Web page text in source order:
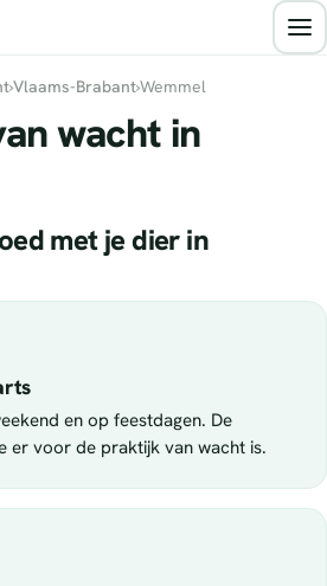
›Vlaams-Brabant›Wemmel
wacht in
met je dier in
en op feestdagen. De
er voor de praktijk van wacht is.